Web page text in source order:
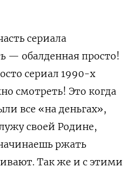
сериала
— обалденная просто!
сериал 1990-х
смотреть! Это когда
все «на деньгах»,
своей Родине,
ржать
Так же и с этими